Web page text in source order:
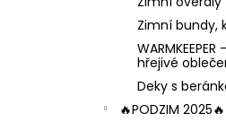
Zimní bundy,
hřejivé
Deky s
🔥PODZIM 2025🔥